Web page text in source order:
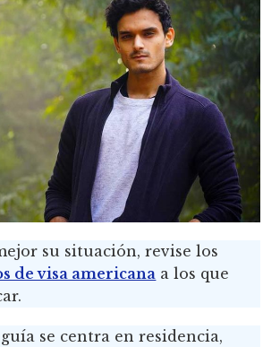
su situación, revise los
de visa americana a los que
se centra en residencia,